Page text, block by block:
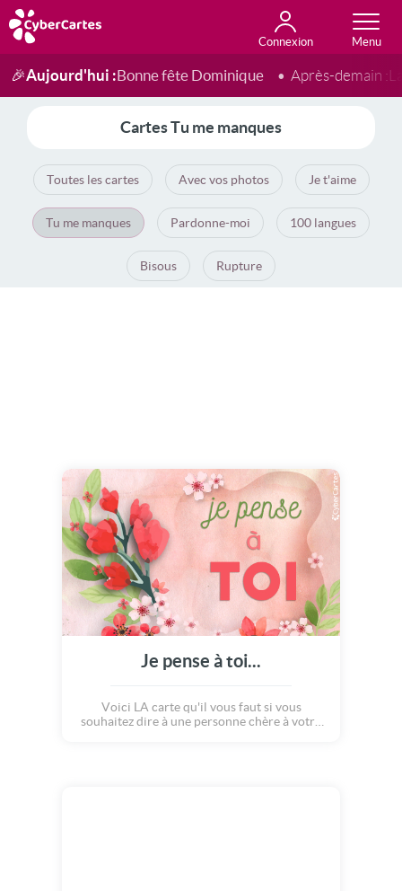
Connexion
Anniversaire
Fête du jour
Amour
Amitié
Merci
Toutes les cartes
🎉Aujourd'hui :Bonne fête Dominique Après-demain :
Cartes Tu me manques
Toutes les cartes Avec vos photos Je t'aime
Tu me manques Pardonne-moi 100 langues
Bisous Rupture
Je pense à toi...
Voici LA carte qu'il vous faut si vous
souhaitez dire à une personne chère à votre